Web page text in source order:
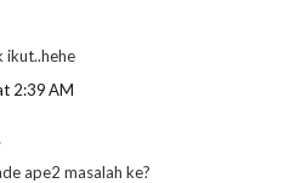
ikut..hehe
2:39 AM
ape2 masalah ke?